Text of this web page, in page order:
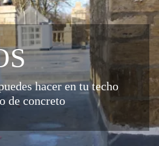
hacer en tu techo
de concreto